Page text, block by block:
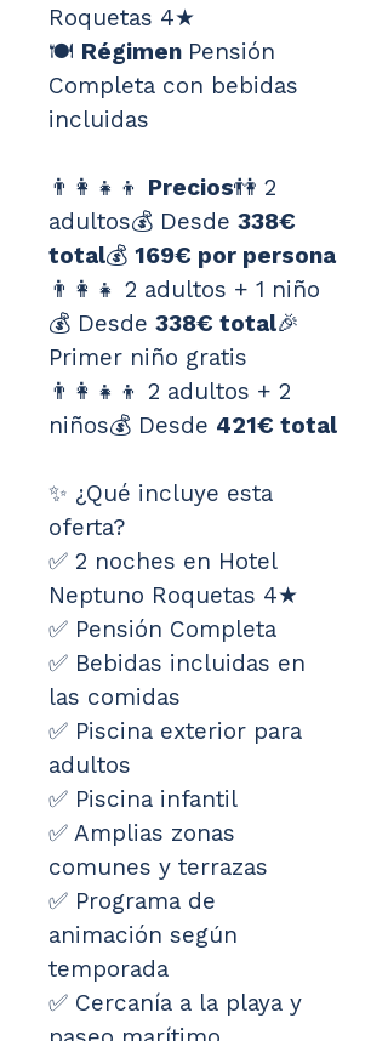
Roquetas 4★
🍽️ Régimen Pensión
Completa con bebidas
incluidas
👨‍👩‍👧‍👦 Precios👫 2
adultos💰 Desde 338€
total💰 169€ por persona
👨‍👩‍👧 2 adultos + 1 niño
💰 Desde 338€ total🎉
Primer niño gratis
👨‍👩‍👧‍👦 2 adultos + 2
niños💰 Desde 421€ total
✨ ¿Qué incluye esta
oferta?
✅ 2 noches en Hotel
Neptuno Roquetas 4★
✅ Pensión Completa
✅ Bebidas incluidas en
las comidas
✅ Piscina exterior para
adultos
✅ Piscina infantil
✅ Amplias zonas
comunes y terrazas
✅ Programa de
animación según
temporada
✅ Cercanía a la playa y